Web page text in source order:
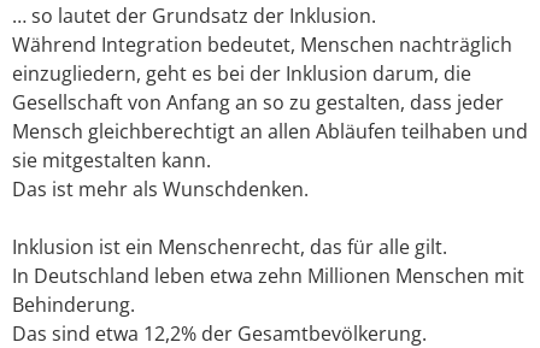
… so lautet der Grundsatz der Inklusion.
Während Integration bedeutet, Menschen nachträglich
einzugliedern, geht es bei der Inklusion darum, die
Gesellschaft von Anfang an so zu gestalten, dass jeder
Mensch gleichberechtigt an allen Abläufen teilhaben und
sie mitgestalten kann.
Das ist mehr als Wunschdenken.
Inklusion ist ein Menschenrecht, das für alle gilt.
In Deutschland leben etwa zehn Millionen Menschen mit
Behinderung.
Das sind etwa 12,2% der Gesamtbevölkerung.